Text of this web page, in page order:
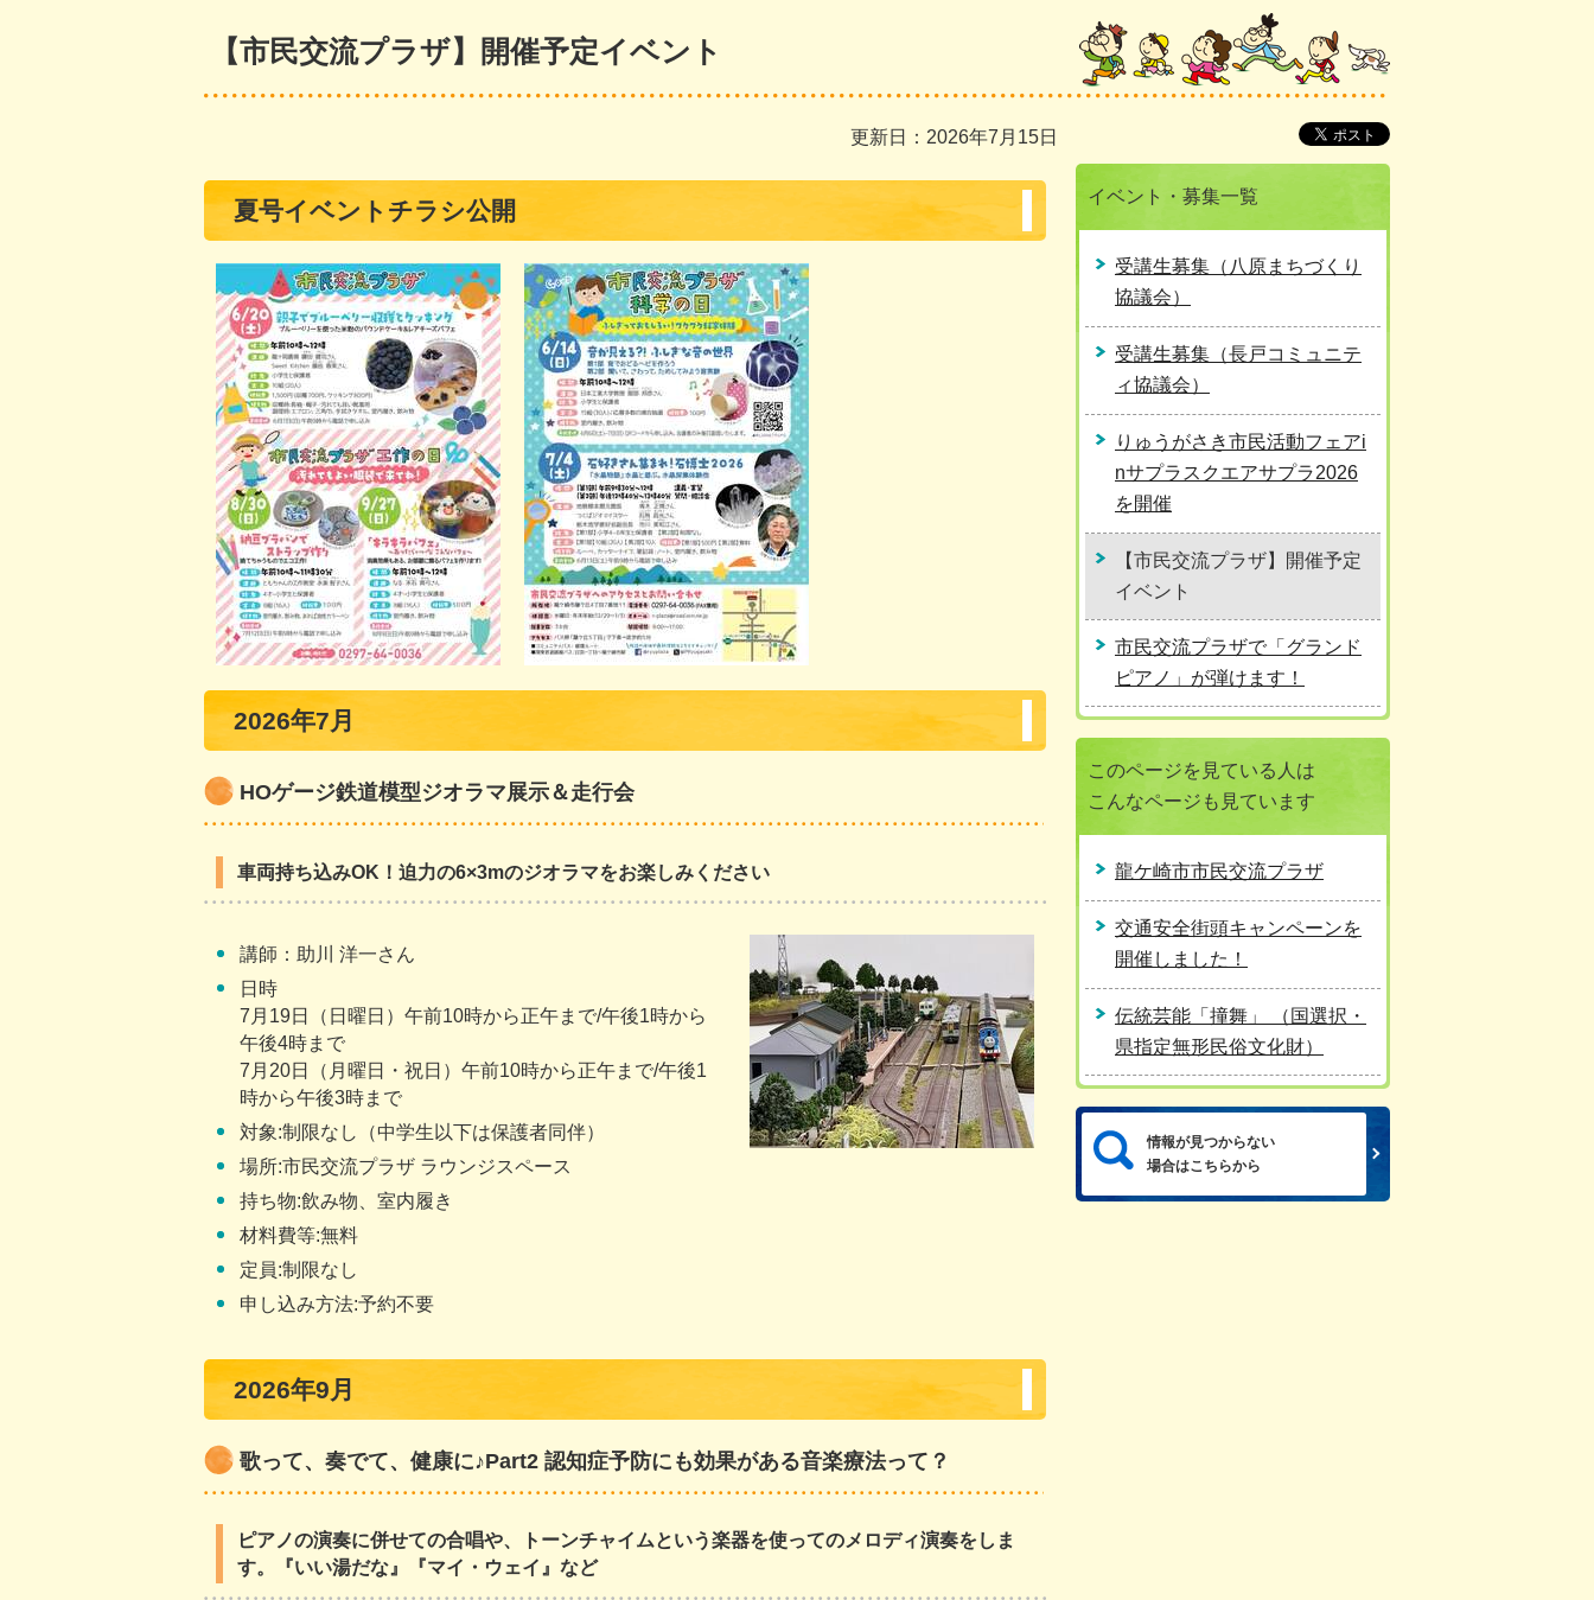
【市民交流プラザ】開催予定イベント
更新日：2026年7月15日
夏号イベントチラシ公開
2026年7月
HOゲージ鉄道模型ジオラマ展示＆走行会
車両持ち込みOK！迫力の6×3mのジオラマをお楽しみください
講師：助川 洋一さん
日時
7月19日（日曜日）午前10時から正午まで/午後1時から
午後4時まで
7月20日（月曜日・祝日）午前10時から正午まで/午後1
時から午後3時まで
対象:制限なし（中学生以下は保護者同伴）
場所:市民交流プラザ ラウンジスペース
持ち物:飲み物、室内履き
材料費等:無料
定員:制限なし
申し込み方法:予約不要
2026年9月
歌って、奏でて、健康に♪Part2 認知症予防にも効果がある音楽療法って？
ピアノの演奏に併せての合唱や、トーンチャイムという楽器を使ってのメロディ演奏をしま
す。『いい湯だな』『マイ・ウェイ』など
イベント・募集一覧
受講生募集（八原まちづくり
協議会）
受講生募集（長戸コミュニテ
ィ協議会）
りゅうがさき市民活動フェアi
nサプラスクエアサプラ2026
を開催
【市民交流プラザ】開催予定
イベント
市民交流プラザで「グランド
ピアノ」が弾けます！
このページを見ている人は
こんなページも見ています
龍ケ崎市市民交流プラザ
交通安全街頭キャンペーンを
開催しました！
伝統芸能「撞舞」 （国選択・
県指定無形民俗文化財）
情報が見つからない
場合はこちらから